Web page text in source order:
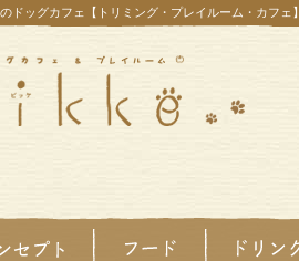
ドッグカフェ【トリミング・プレイルーム・カフェ】